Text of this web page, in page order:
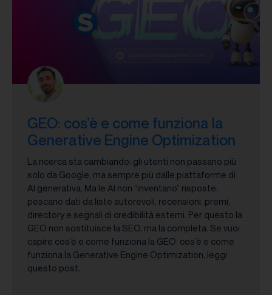
GEO: cos’è e come funziona la
Generative Engine Optimization
La ricerca sta cambiando: gli utenti non passano più
solo da Google, ma sempre più dalle piattaforme di
AI generativa. Ma le AI non “inventano” risposte:
pescano dati da liste autorevoli, recensioni, premi,
directory e segnali di credibilità esterni. Per questo la
GEO non sostituisce la SEO, ma la completa. Se vuoi
capire cos’è e come funziona la GEO: cos’è e come
funziona la Generative Engine Optimization, leggi
questo post.